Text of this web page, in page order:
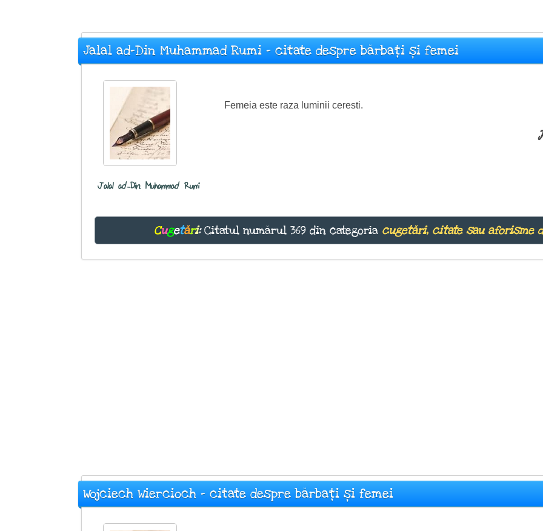
Jalal ad-Din Muhammad Rumi - citate despre bărbați și femei
Jalal ad-Din Muhammad Rumi
Femeia este raza luminii ceresti.
Cugetări:Citatul numărul 369 din categoria cugetări, citate sau aforisme
Wojciech Wiercioch - citate despre bărbați și femei